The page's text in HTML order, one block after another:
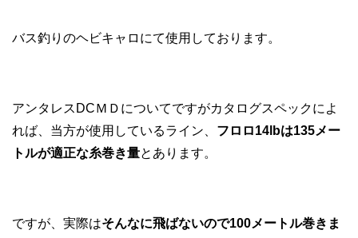
バス釣りのヘビキャロにて使用しております。
アンタレスDCＭＤについてですがカタログスペックによ
れば、当方が使用しているライン、 フロロ14lbは135メー
トルが適正な糸巻き量とあります。
ですが、実際はそんなに飛ばないので100メートル巻きま